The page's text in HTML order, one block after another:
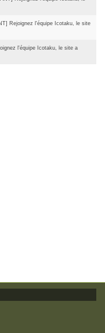
Rejoignez l'équipe Icotaku, le site
l'équipe Icotaku, le site a